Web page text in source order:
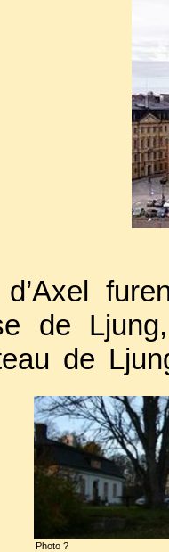
Peu de
se
de
de
qui
Axel
faisait
une
Photo ?